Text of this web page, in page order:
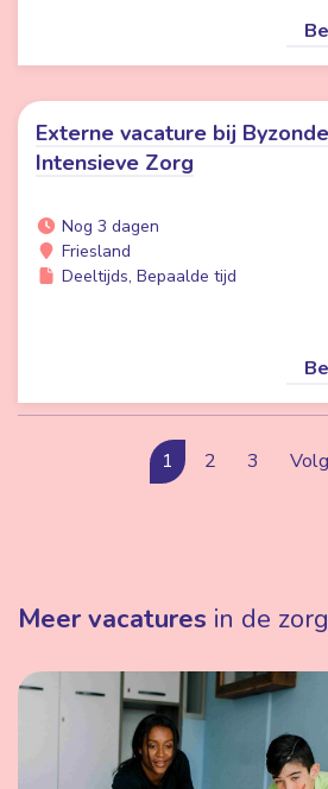
Externe vacature bij
Intensieve Zorg
Nog 3 dagen
Friesland
Deeltijds, Bepaalde tijd
1 2 3
Meer vacatures in de zorg